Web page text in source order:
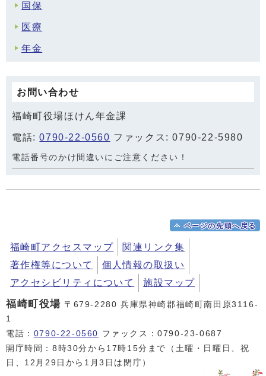
国保
医療
年金
お問い合わせ
福崎町役場ほけん年金課
電話:0790-22-0560 ファックス: 0790-22-5980
電話番号のかけ間違いにご注意ください！
ページの先頭へ戻る
福崎町アクセスマップ
関連リンク集
著作権等について
個人情報の取扱い
アクセシビリティについて
施設マップ
福崎町役場 〒679-2280 兵庫県神崎郡福崎町南田原3116-
1
電話： 0790-22-0560 ファックス：0790-23-0687
開庁時間：8時30分から17時15分まで（土曜・日曜日、祝
日、12月29日から1月3日は閉庁）